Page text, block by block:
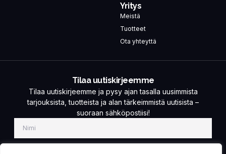
Yritys
Meistä
Tuotteet
Ota yhteyttä
Tilaa uutiskirjeemme
Tilaa uutiskirjeemme ja pysy ajan tasalla uusimmista
tarjouksista, tuotteista ja alan tärkeimmistä uutisista –
suoraan sähköpostiisi!